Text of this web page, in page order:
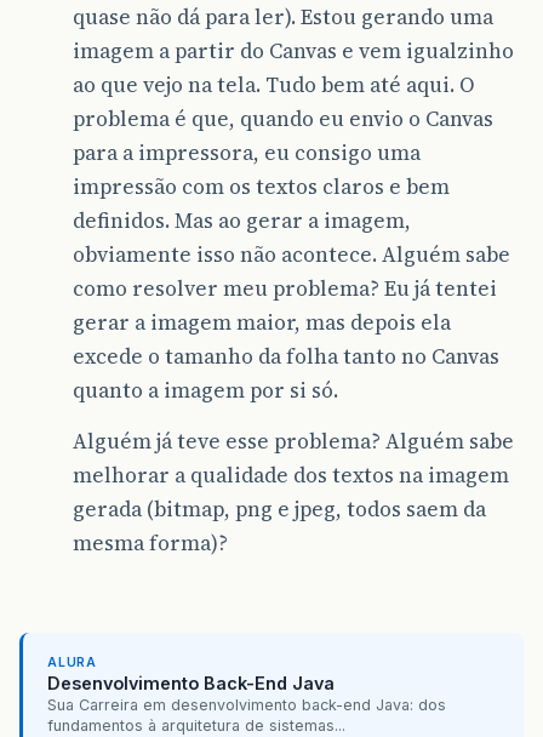
quase não dá para ler). Estou gerando uma
imagem a partir do Canvas e vem igualzinho
ao que vejo na tela. Tudo bem até aqui. O
problema é que, quando eu envio o Canvas
para a impressora, eu consigo uma
impressão com os textos claros e bem
definidos. Mas ao gerar a imagem,
obviamente isso não acontece. Alguém sabe
como resolver meu problema? Eu já tentei
gerar a imagem maior, mas depois ela
excede o tamanho da folha tanto no Canvas
quanto a imagem por si só.
Alguém já teve esse problema? Alguém sabe
melhorar a qualidade dos textos na imagem
gerada (bitmap, png e jpeg, todos saem da
mesma forma)?
ALURA
Desenvolvimento Back-End Java
Sua Carreira em desenvolvimento back-end Java: dos
fundamentos à arquitetura de sistemas...